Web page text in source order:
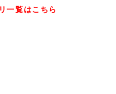
一覧はこちら